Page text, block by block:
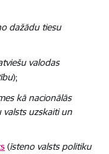
dažādu tiesu
valodas
);
kā nacionālās
uzskaiti un
(īsteno valsts politiku